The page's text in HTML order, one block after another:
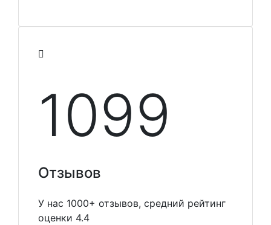
1099
Отзывов
У нас 1000+ отзывов, средний рейтинг
оценки 4.4